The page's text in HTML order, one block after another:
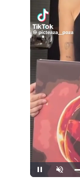
Pause Unmute